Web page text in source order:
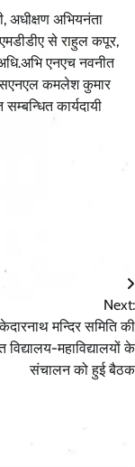
अधीक्षण अभियनंता
से राहुल कपूर,
एनएच नवनीत
कमलेश कुमार
कार्यदायी
Next:
मन्दिर समिति की
महाविद्यालयों के
संचालन को हुई बैठक